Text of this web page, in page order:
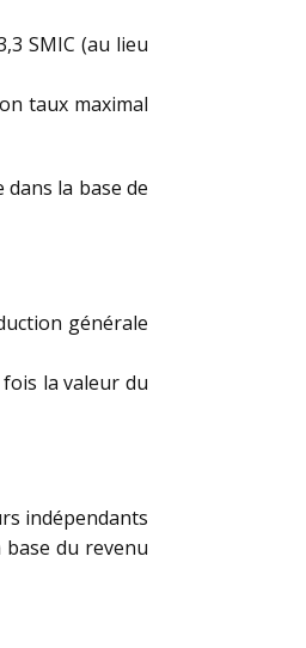
SMIC (au lieu
taux maximal
la base de
générale
la valeur du
indépendants
du revenu